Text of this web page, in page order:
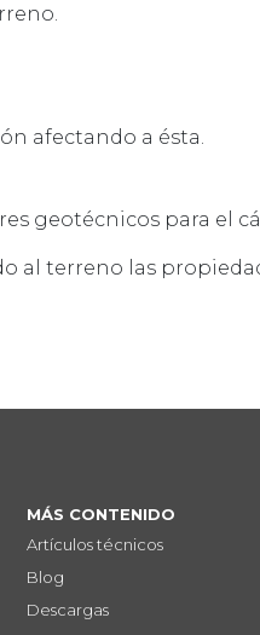
afectando a ésta.
geotécnicos para el
al terreno las
MÁS CONTENIDO
Artículos técnicos
Blog
Descargas